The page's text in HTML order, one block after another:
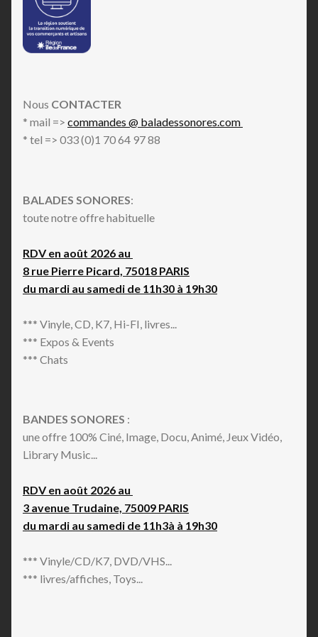
Nous CONTACTER
* mail => commandes @ baladessonores.com
* tel => 033 (0)1 70 64 97 88
BALADES SONORES:
toute notre offre habituelle
RDV en août 2026 au
8 rue Pierre Picard, 75018 PARIS
du mardi au samedi de 11h30 à 19h30
*** Vinyle, CD, K7, Hi-FI, livres...
*** Expos & Events
*** Chats
BANDES SONORES :
une offre 100% Ciné, Image, Docu, Animé, Jeux Vidéo,
Library Music...
RDV en août 2026 au
3 avenue Trudaine, 75009 PARIS
du mardi au samedi de 11h3à à 19h30
*** Vinyle/CD/K7, DVD/VHS...
*** livres/affiches, Toys...